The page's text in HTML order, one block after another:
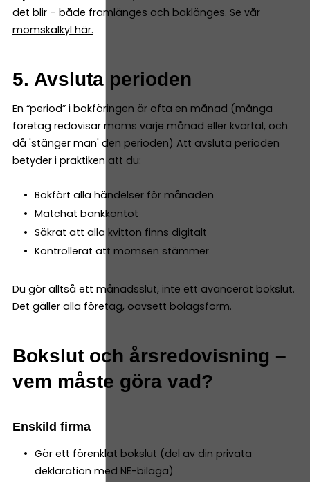
det blir – både framlänges och baklänges. Se vår
momskalkyl här.
5. Avsluta perioden
En “period” i bokföringen är ofta en månad (många
företag redovisar moms varje månad eller kvartal, och
då 'stänger man' den perioden) Att avsluta perioden
betyder i praktiken att du:
Bokfört alla händelser för månaden
Matchat bankkontot
Säkrat att alla kvitton finns digitalt
Kontrollerat att momsen stämmer
Du gör alltså ett månadsslut, inte ett avancerat bokslut.
Det gäller alla företag, oavsett bolagsform.
Bokslut och årsredovisning –
vem måste göra vad?
Enskild firma
Gör ett förenklat bokslut (del av din privata
deklaration med NE-bilaga)